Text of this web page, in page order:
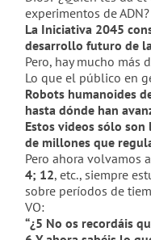
experimentos de ADN?
La Iniciativa 2045
desarrollo futuro de
Pero, hay mucho más
Lo que el público en
Robots humanoides
hasta dónde han
Estos videos sólo son
de millones que
Pero ahora volvamos a
4; 12, etc., siempre
sobre períodos de
VO:
“¿5 No os recordáis